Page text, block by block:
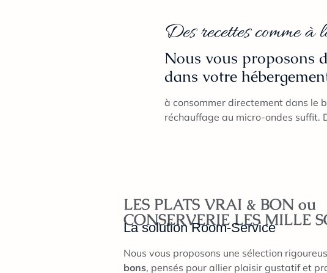
Des recettes comme à
Nous vous proposons
dans votre
à consommer directement dans le
réchauffage au micro-ondes suffit.
LES PLATS VRAI & BON ou
CONSERVERIE LES MILLE
La solution Room-Service
Nous vous proposons une sélection
bons, pensés pour allier plaisir gustatif et